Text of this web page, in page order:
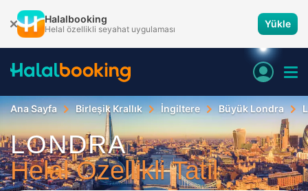
Halalbooking
Helal özellikli seyahat uygulaması Yükle
Ana Sayfa Birleşik Krallık İngiltere Büyük Londra
LONDRA
Helal Özellikli Tatil